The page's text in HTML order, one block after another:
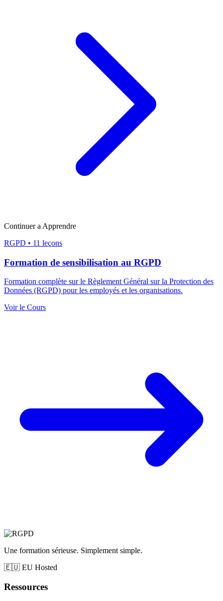
Continuer a Apprendre
RGPD • 11 leçons
Formation de sensibilisation au RGPD
Formation complète sur le Règlement Général sur la Protection des
Données (RGPD) pour les employés et les organisations.
Voir le Cours
Une formation sérieuse. Simplement simple.
🇪🇺 EU Hosted
Ressources